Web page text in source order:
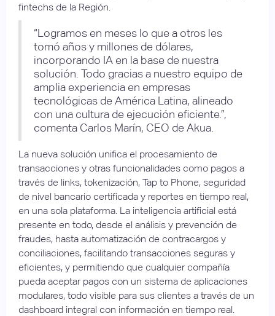
fintechs de la Región.
“Logramos en meses lo que a otros les
tomó años y millones de dólares,
incorporando IA en la base de nuestra
solución. Todo gracias a nuestro equipo de
amplia experiencia en empresas
tecnológicas de América Latina, alineado
con una cultura de ejecución eficiente.”,
comenta Carlos Marín, CEO de Akua.
La nueva solución unifica el procesamiento de
transacciones y otras funcionalidades como pagos a
través de links, tokenización, Tap to Phone, seguridad
de nivel bancario certificada y reportes en tiempo real,
en una sola plataforma. La inteligencia artificial está
presente en todo, desde el análisis y prevención de
fraudes, hasta automatización de contracargos y
conciliaciones, facilitando transacciones seguras y
eficientes, y permitiendo que cualquier compañía
pueda aceptar pagos con un sistema de aplicaciones
modulares, todo visible para sus clientes a través de un
dashboard integral con información en tiempo real.